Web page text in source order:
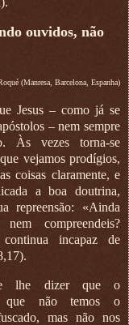
ouvidos, não
(Manresa, Barcelona, Espanha)
Jesus – como já se
– nem sempre
Às vezes torna-se
vejamos prodígios,
coisas claramente, e
a boa doutrina,
repreensão: «Ainda
compreendeis?
incapaz de
lhe dizer que o
que não temos o
mas não nos